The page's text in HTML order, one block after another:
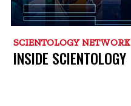
SCIENTOLOGY NETWORK
INSIDE SCIENTOLOGY